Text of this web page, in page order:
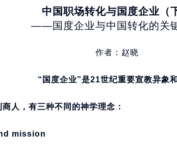
中国职场转化与国度企业（
——国度企业与中国转化的关
作者：赵晓
“国度企业”是21世纪重要宣教异象
人，有三种不同的神学理念：
mission